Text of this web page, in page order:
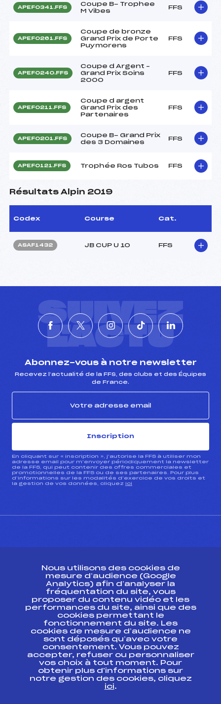
APEF0341.FFS
Coupe B- Trophee
M Vibes
FFS
APEF0261.FFS
Coupe de bronze
Grand Prix de Porte
Puymorens
FFS
APEF0240.FFS
Coupe d Argent –
Grand Prix Soins
2000
FFS
APEF0211.FFS
Coupe d argent
Grand Prix des
Partenaires
FFS
APEF0201.FFS
Coupe B- Grand Prix
des 3 Domaines
FFS
APEF0121.FFS Trophée Ros Tubos FFS
Résultats Alpin 2019
Codex Course Cat.
ASAF1432 JB CUP U 10 FFS
SUIVEZ
L'ACTU
Abonnez-vous à notre newsletter
Recevez l’actualité de la FFS, des clubs et des Équipes
de France.
Inscription
En cliquant sur « inscription », j’autorise la FFS à utiliser mon
adresse email pour m’envoyer périodiquement la newsletter
de la FFS, qui peut contenir des offres commerciales et
promotionnelles de la FFS ou de ses partenaires. Pour plus
d’informations sur les modalités d’exercice de vos droits et
la gestion de vos données, cliquez ici
ESPACE PRESSE
Ressources
Pass’Neige
Projet sportif fédéral
Projet de performance fédéral
Antidopage
Pôle Développement, Formation, Suivi
Scientifique
Listes ministérielles
Pôle vie de l’athlète
Nous utilisons des cookies de
mesure d’audience (Google
Analytics) afin d’analyser la
fréquentation du site, vous
proposer du contenu vidéo et les
performances du site, ainsi que des
cookies permettant le
fonctionnement du site. Les
cookies de mesure d’audience ne
sont déposés qu’avec votre
consentement. Vous pouvez
accepter, refuser ou personnaliser
vos choix à tout moment. Pour
obtenir plus d'informations sur
notre gestion des cookies, cliquez
ici.